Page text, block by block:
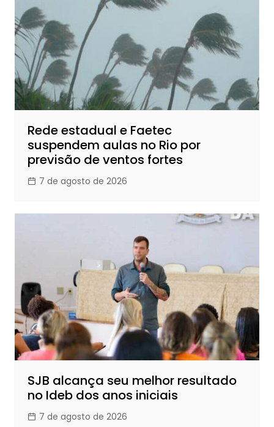
Rede estadual e Faetec
suspendem aulas no Rio por
previsão de ventos fortes
7 de agosto de 2026
SJB alcança seu melhor resultado
no Ideb dos anos iniciais
7 de agosto de 2026